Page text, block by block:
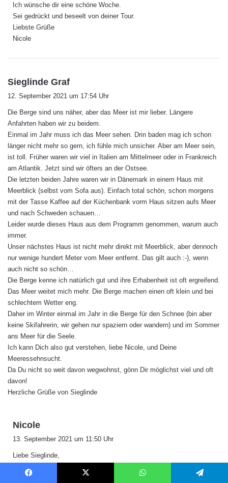
Ich wünsche dir eine schöne Woche.
Sei gedrückt und beseelt von deiner Tour.
Liebste Grüße
Nicole
Sieglinde Graf
t
:
12. September 2021 um 17:54 Uhr
Die Berge sind uns näher, aber das Meer ist mir lieber. Längere
Anfahrten haben wir zu beidem.
Einmal im Jahr muss ich das Meer sehen. Drin baden mag ich schon
länger nicht mehr so gern, ich fühle mich unsicher. Aber am Meer sein,
ist toll. Früher waren wir viel in Italien am Mittelmeer oder in Frankreich
am Atlantik. Jetzt sind wir öfters an der Ostsee.
Die letzten beiden Jahre waren wir in Dänemark in einem Haus mit
Meerblick (selbst vom Sofa aus). Einfach total schön, schon morgens
mit der Tasse Kaffee auf der Küchenbank vorm Haus sitzen aufs Meer
und nach Schweden schauen…
Leider wurde dieses Haus aus dem Programm genommen, warum auch
immer.
Unser nächstes Haus ist nicht mehr direkt mit Meerblick, aber dennoch
nur wenige hundert Meter vom Meer entfernt. Das gilt auch :-), wenn
auch nicht so schön…
Die Berge kenne ich natürlich gut und ihre Erhabenheit ist oft ergreifend.
Das Meer weitet mich mehr. Die Berge machen einen oft klein und bei
schlechtem Wetter eng.
Daher im Winter einmal im Jahr in die Berge für den Schnee (bin aber
keine Skifahrerin, wir gehen nur spaziern oder wandern) und im Sommer
ans Meer für die Seele.
Ich kann Dich also gut verstehen, liebe Nicole, und Deine
Meeressehnsucht.
Da Du nicht so weit davon wegwohnst, gönn Dir möglichst viel und oft
davon!
Herzliche Grüße von Sieglinde
Nicole
t
13. September 2021 um 11:50 Uhr
Liebe Sieglinde,
anschließen kann. Das muss ja ein tolles Haus gewesen sein, ein